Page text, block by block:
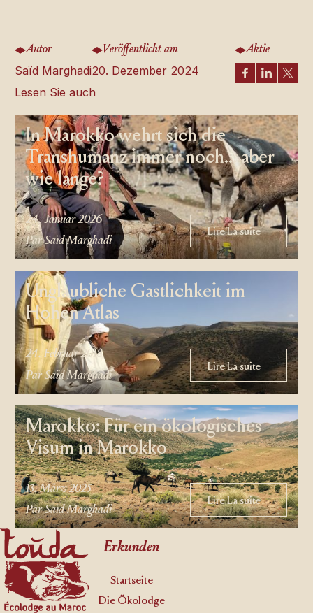
Autor
Saïd Marghadi
Veröffentlicht am
20. Dezember 2024
Aktie
Lesen Sie auch
In Marokko wehrt sich die
Transhumanz immer noch... aber
wie lange?
24. Januar 2026
Par Saïd Marghadi
Lire La suite
Lire La suite
Unglaubliche Gastlichkeit im
Hohen Atlas
24. Februar 2018
Par Saïd Marghadi
Lire La suite
Lire La suite
Marokko: Für ein ökologisches
Visum in Marokko
13. März 2025
Par Saïd Marghadi
Lire La suite
Lire La suite
Footer
Erkunden
Startseite
Die Ökolodge